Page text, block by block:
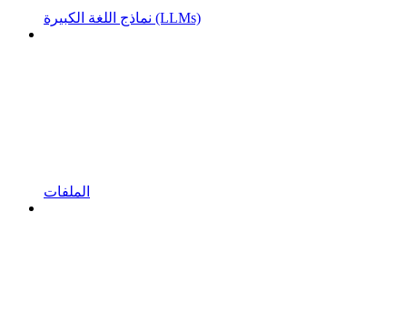
نماذج اللغة الكبيرة (LLMs)
الملفات